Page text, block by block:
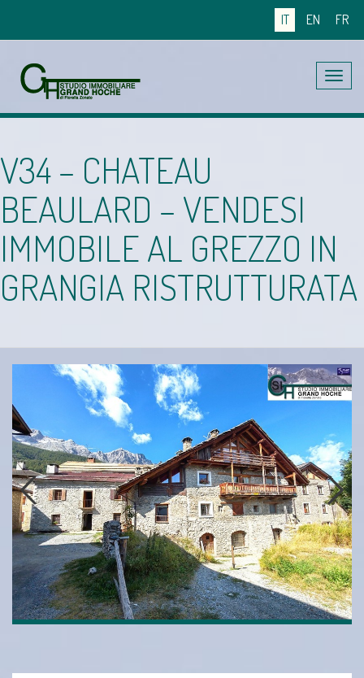
IT EN FR
Toggle
V34 – CHATEAU
BEAULARD – VENDESI
IMMOBILE AL GREZZO IN
GRANGIA RISTRUTTURATA